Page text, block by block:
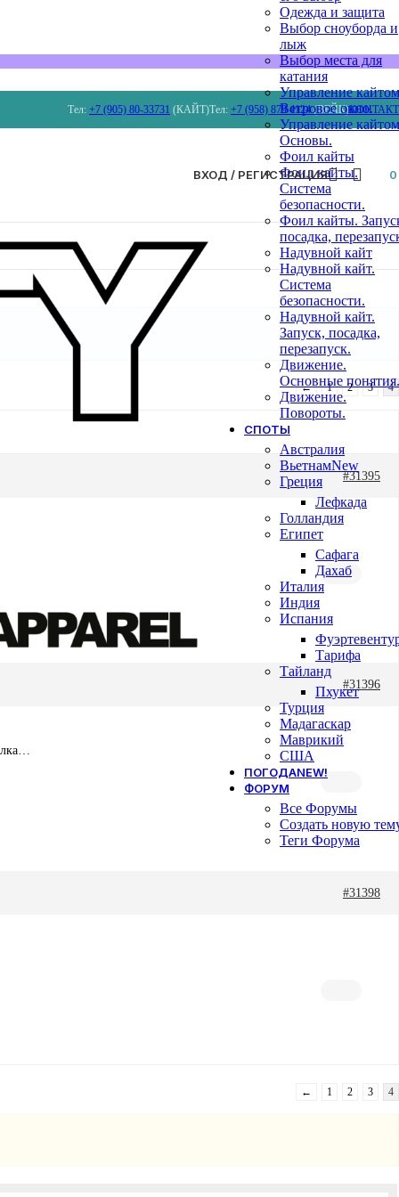
Тел: +7 (905) 80-33731 (КАЙТ)Тел: +7 (958) 879 4124(ВЕЙК)
ВХОД / РЕГИСТРАЦИЯ 0
Одежда и защита
Выбор сноуборда и
лыж
Выбор места для
катания
Управление
Ветровое окно.
Управление
Основы.
Фоил кайты
Фоил кайты.
Система
безопасности.
Фоил кайты.
посадка,
Надувной кайт
Надувной кайт.
Система
безопасности.
Надувной кайт.
Запуск, посадка,
перезапуск.
Движение.
Основные понятия.
Движение.
Повороты.
СПОТЫ
Австралия
ВьетнамNew
Греция
Лефкада
Голландия
Египет
Сафага
Дахаб
Италия
Индия
Испания
Тарифа
Тайланд
Пхукет
Турция
Мадагаскар
Маврикий
США
ПОГОДАNEW!
ФОРУМ
Все Форумы
Создать новую
Теги Форума
← 1 2 3 4
#31395
#31396
#31398
← 1 2 3 4